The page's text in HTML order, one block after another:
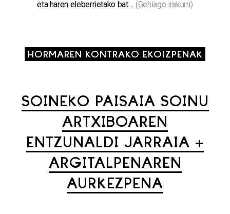
eta haren eleberrietako bat… (Gehiago irakurri)
HORMAREN KONTRAKO EKOIZPENAK
SOINEKO PAISAIA SOINU
ARTXIBOAREN
ENTZUNALDI JARRAIA +
ARGITALPENAREN
AURKEZPENA